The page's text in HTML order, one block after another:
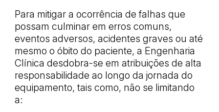
Para mitigar a ocorrência de falhas que
possam culminar em erros comuns,
eventos adversos, acidentes graves ou até
mesmo o óbito do paciente, a Engenharia
Clínica desdobra-se em atribuições de alta
responsabilidade ao longo da jornada do
equipamento, tais como, não se limitando
a: